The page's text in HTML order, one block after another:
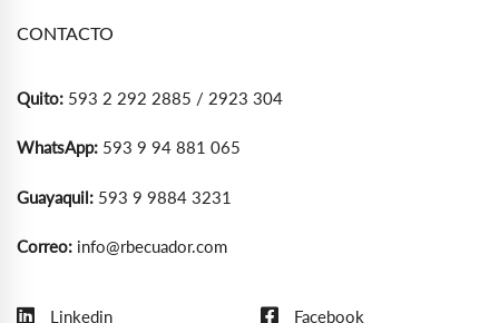
CONTACTO
Quito: 593 2 292 2885 / 2923 304
WhatsApp: 593 9 94 881 065
Guayaquil: 593 9 9884 3231
Correo: info@rbecuador.com
Linkedin Facebook